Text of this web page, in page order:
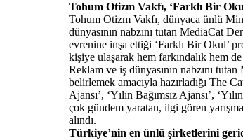
Tohum Otizm Vakfı, ‘Farklı Bir
Tohum Otizm Vakfı, dünyaca ünlü
dünyasının nabzını tutan MediaCat
evrenine inşa ettiği ‘Farklı Bir Okul’
kişiye ulaşarak hem farkındalık hem
Reklam ve iş dünyasının nabzını
belirlemek amacıyla hazırladığı The
Ajansı’, ‘Yılın Bağımsız Ajansı’,
çok gündem yaratan, ilgi gören
alındı.
Türkiye’nin en ünlü şirketlerini